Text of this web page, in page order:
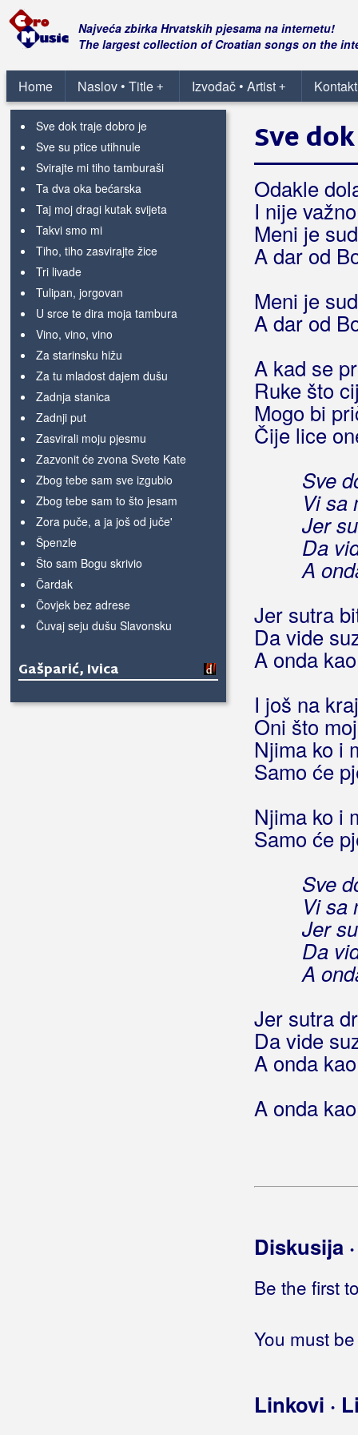
Najveća zbirka Hrvatskih pjesama na internetu!
The largest collection of Croatian songs on the
Home +
Naslov • Title +
Izvođač • Artist
Sijem žito
Slavonijo krajišnice stara
Starim, starim
Sve bih dao da me ona voli
Sve dok traje dobro je
Sve su ptice utihnule
Svirajte mi tiho tamburaši
Ta dva oka bećarska
Taj moj dragi kutak svijeta
Takvi smo mi
Tiho, tiho zasvirajte žice
Tri livade
Tulipan, jorgovan
U srce te dira moja tambura
Vino, vino, vino
Za starinsku hižu
Za tu mladost dajem dušu
Zadnja stanica
Zadnji put
Zasvirali moju pjesmu
Zazvonit će zvona Svete Kate
Zbog tebe sam sve izgubio
Zbog tebe sam to što jesam
Zora puče, a ja još od juče'
Špenzle
Što sam Bogu skrivio
Čardak
Čovjek bez adrese
Čuvaj seju dušu Slavonsku
Gašparić, Ivica
Gego & Picigin Band
Sve
Odakle
I nije
Meni je
A dar od
Meni je
A dar od
A kad se
Ruke što
Mogo bi
Čije lice
Sve
Vi sa
Jer
Da
A
Jer sutra
Da vide
A onda
I još na
Oni što
Njima ko i
Samo će
Njima ko i
Samo će
Sve
Vi sa
Jer
Da
A
Jer sutra
Da vide
A onda
A onda
Diskusija
Be the first
You must
Linkovi ·